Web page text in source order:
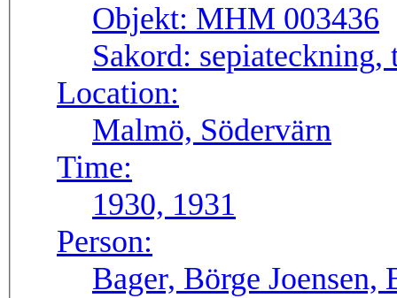
Objekt: MHM 003436
Sakord: sepiateckning,
Location:
Malmö, Södervärn
Time:
1930, 1931
Person:
Bager, Börge